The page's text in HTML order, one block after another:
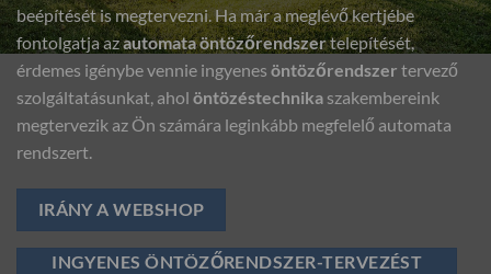
beépítését is megtervezni. Ha már a meglévő kertjébe
fontolgatja azautomata öntözőrendszertelepítését,
érdemes igénybe vennie ingyenes öntözőrendszer tervező
szolgáltatásunkat, ahol öntözéstechnika szakembereink
megtervezik az Ön számára leginkább megfelelő automata
rendszert.
IRÁNY A WEBSHOP
INGYENES ÖNTÖZŐRENDSZER-TERVEZÉST